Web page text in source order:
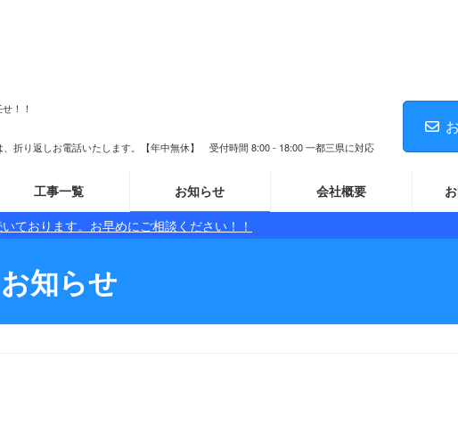
！！
折り返しお電話いたします。【年中無休】 受付時間 8:00 - 18:00 一都三県に対応
工事一覧 お知らせ 会社概要
ております。お早めにご相談ください！！
お知らせ